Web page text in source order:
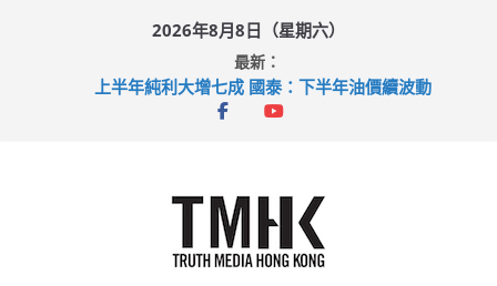
2026年8月8日（星期六）
最新：
上半年純利大增七成 國泰：下半年油價續波動
拜仁熱身賽挫維拉 啟德主場館奪錦標